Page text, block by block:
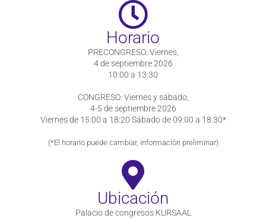
Horario
PRECONGRESO: Viernes,
4 de septiembre 2026
10:00 a 13:30
CONGRESO: Viernes y sábado,
4-5 de septiembre 2026
Viernes de 15:00 a 18:20 Sábado de 09:00 a 18:30*
(*El horario puede cambiar, información preliminar)
Ubicación
Palacio de congresos KURSAAL